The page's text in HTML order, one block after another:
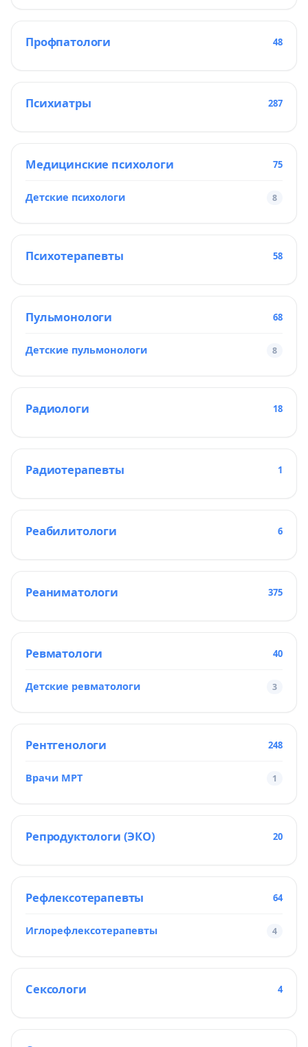
Профпатологи 48
Психиатры 287
Медицинские психологи 75
Детские психологи 8
Психотерапевты 58
Пульмонологи 68
Детские пульмонологи 8
Радиологи 18
Радиотерапевты 1
Реабилитологи 6
Реаниматологи 375
Ревматологи 40
Детские ревматологи 3
Рентгенологи 248
Врачи МРТ 1
Репродуктологи (ЭКО) 20
Рефлексотерапевты 64
Иглорефлексотерапевты 4
Сексологи 4